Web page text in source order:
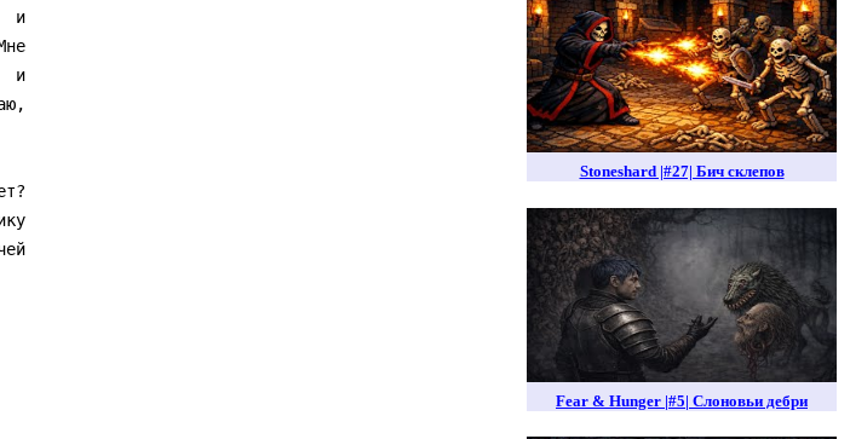
Stoneshard |#27| Бич склепов
Fear & Hunger |#5| Слоновьи дебри